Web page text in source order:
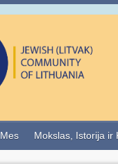
Mes Mokslas, Istorija ir